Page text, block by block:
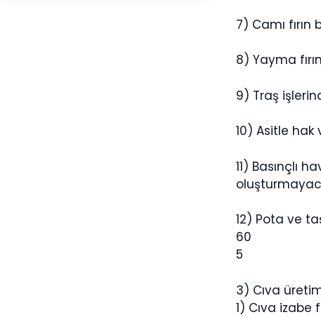
7) Camı
8) Yayma
9) Traş
10) Asitle
11) Basınçlı
12) Pota ve
60
5
3) Cıva
1) Cıva izabe